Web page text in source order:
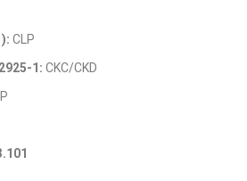
CLP
1: CKC/CKD